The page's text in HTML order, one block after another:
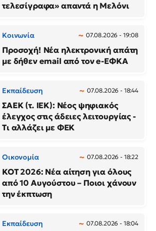
τελεσίγραφα» απαντά η Μελόνι
Κοινωνία 07.08.2026 - 19:08
Προσοχή! Νέα ηλεκτρονική απάτη
με δήθεν email από τον e-ΕΦΚΑ
Εκπαίδευση 07.08.2026 - 18:44
ΣΑΕΚ (τ. ΙΕΚ): Νέος ψηφιακός
έλεγχος στις άδειες λειτουργίας -
Τι αλλάζει με ΦΕΚ
Οικονομία 07.08.2026 - 18:22
ΚΟΤ 2026: Νέα αίτηση για όλους
από 10 Αυγούστου – Ποιοι χάνουν
την έκπτωση
Εκπαίδευση 07.08.2026 - 18:04